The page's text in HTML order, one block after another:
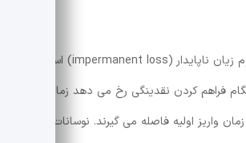
اولین ریسک، مفهوم زیان ناپایدار (impermanent loss) است؛
فراهم کردن نقدینگی رخ می دهد زمانی که
واریز اولیه فاصله می گیرند. نوسانات